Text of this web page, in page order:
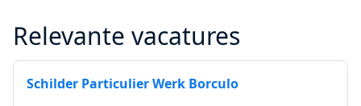
Relevante vacatures
Schilder Particulier Werk Borculo